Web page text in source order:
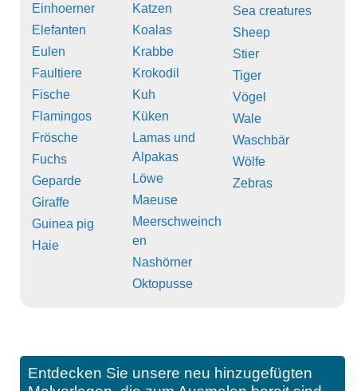
Einhoerner
Elefanten
Eulen
Faultiere
Fische
Flamingos
Frösche
Fuchs
Geparde
Giraffe
Guinea pig
Haie
Katzen
Koalas
Krabbe
Krokodil
Kuh
Küken
Lamas und
Alpakas
Löwe
Maeuse
Meerschweinch
en
Nashörner
Oktopusse
Sea creatures
Sheep
Stier
Tiger
Vögel
Wale
Waschbär
Wölfe
Zebras
Entdecken Sie unsere neu hinzugefügten